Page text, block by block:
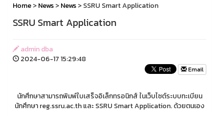
Home>News>News> SSRU Smart Application
SSRU Smart Application
admin dba
2024-06-17 15:29:48
Email
นักศึกษาสามารถพิมพ์ใบเสร็จอิเล็กทรอนิกส์ ในเว็บไซต์ระบบทะเบียน
นักศึกษา reg.ssru.ac.th และ SSRU Smart Application. ด้วยตนเอง